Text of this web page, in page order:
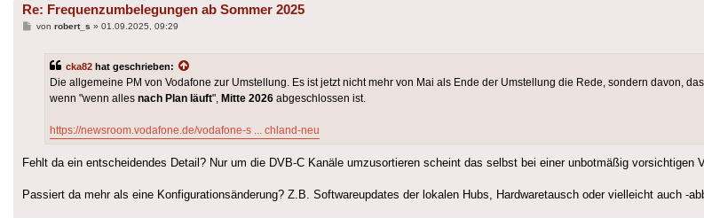
Re: Frequenzumbelegungen ab Sommer 2025
Beitrag
von robert_s » 01.09.2025, 09:29
cka82 hat geschrieben:
Die allgemeine PM von Vodafone zur Umstellung. Es ist jetzt nicht mehr von Mai als Ende der Umstellung die Rede, sondern davon,
wenn "wenn alles nach Plan läuft", Mitte 2026 abgeschlossen ist.
https://newsroom.vodafone.de/vodafone-s ... chland-neu
Fehlt da ein entscheidendes Detail? Nur um die DVB-C Kanäle umzusortieren scheint das selbst bei einer unbotmäßig vorsichtigen
Passiert da mehr als eine Konfigurationsänderung? Z.B. Softwareupdates der lokalen Hubs, Hardwaretausch oder vielleicht auch -